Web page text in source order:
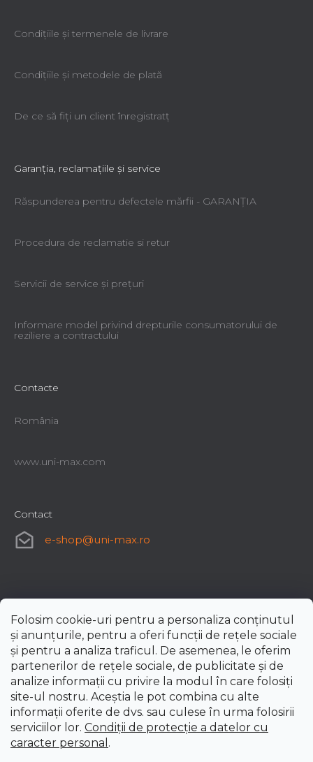
Folosim cookie-uri pentru a personaliza conținutul
și anunțurile, pentru a oferi funcții de rețele sociale
și pentru a analiza traficul. De asemenea, le oferim
partenerilor de rețele sociale, de publicitate și de
analize informații cu privire la modul în care folosiți
site-ul nostru. Aceștia le pot combina cu alte
informații oferite de dvs. sau culese în urma folosirii
serviciilor lor. Condiții de protecție a datelor cu
caracter personal .
Condiţiile şi termenele de livrare
Condiţiile şi metodele de plată
De ce să fiţi un client înregistratţ
Garanţia, reclamaţiile şi service
Răspunderea pentru defectele mărfii - GARANŢIA
Procedura de reclamatie si retur
Servicii de service şi preţuri
Informare model privind drepturile consumatorului de
reziliere a contractului
Contacte
România
www.uni-max.com
Contact
e-shop@uni-max.ro